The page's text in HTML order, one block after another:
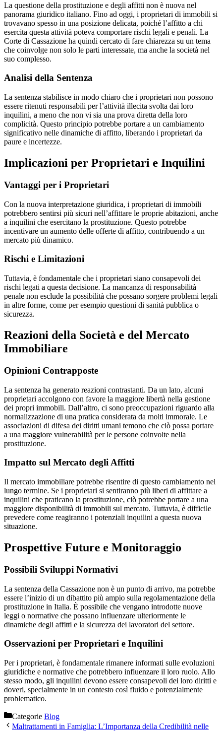
La questione della prostituzione e degli affitti non è nuova nel
panorama giuridico italiano. Fino ad oggi, i proprietari di immobili si
trovavano spesso in una posizione delicata, poiché l’affitto a chi
esercita questa attività poteva comportare rischi legali e penali. La
Corte di Cassazione ha quindi cercato di fare chiarezza su un tema
che coinvolge non solo le parti interessate, ma anche la società nel
suo complesso.
Analisi della Sentenza
La sentenza stabilisce in modo chiaro che i proprietari non possono
essere ritenuti responsabili per l’attività illecita svolta dai loro
inquilini, a meno che non vi sia una prova diretta della loro
complicità. Questo principio potrebbe portare a un cambiamento
significativo nelle dinamiche di affitto, liberando i proprietari da
paure e incertezze.
Implicazioni per Proprietari e Inquilini
Vantaggi per i Proprietari
Con la nuova interpretazione giuridica, i proprietari di immobili
potrebbero sentirsi più sicuri nell’affittare le proprie abitazioni, anche
a inquilini che esercitano la prostituzione. Questo potrebbe
incentivare un aumento delle offerte di affitto, contribuendo a un
mercato più dinamico.
Rischi e Limitazioni
Tuttavia, è fondamentale che i proprietari siano consapevoli dei
rischi legati a questa decisione. La mancanza di responsabilità
penale non esclude la possibilità che possano sorgere problemi legali
in altre forme, come per esempio questioni di sanità pubblica o
sicurezza.
Reazioni della Società e del Mercato
Immobiliare
Opinioni Contrapposte
La sentenza ha generato reazioni contrastanti. Da un lato, alcuni
proprietari accolgono con favore la maggiore libertà nella gestione
dei propri immobili. Dall’altro, ci sono preoccupazioni riguardo alla
normalizzazione di una pratica considerata da molti immorale. Le
associazioni di difesa dei diritti umani temono che ciò possa portare
a una maggiore vulnerabilità per le persone coinvolte nella
prostituzione.
Impatto sul Mercato degli Affitti
Il mercato immobiliare potrebbe risentire di questo cambiamento nel
lungo termine. Se i proprietari si sentiranno più liberi di affittare a
inquilini che praticano la prostituzione, ciò potrebbe portare a una
maggiore disponibilità di immobili sul mercato. Tuttavia, è difficile
prevedere come reagiranno i potenziali inquilini a questa nuova
situazione.
Prospettive Future e Monitoraggio
Possibili Sviluppi Normativi
La sentenza della Cassazione non è un punto di arrivo, ma potrebbe
essere l’inizio di un dibattito più ampio sulla regolamentazione della
prostituzione in Italia. È possibile che vengano introdotte nuove
leggi o normative che possano influenzare ulteriormente le
dinamiche degli affitti e la sicurezza dei lavoratori del settore.
Osservazioni per Proprietari e Inquilini
Per i proprietari, è fondamentale rimanere informati sulle evoluzioni
giuridiche e normative che potrebbero influenzare il loro ruolo. Allo
stesso modo, gli inquilini devono essere consapevoli dei loro diritti e
doveri, specialmente in un contesto così fluido e potenzialmente
problematico.
Categorie Blog
Maltrattamenti in Famiglia: L’Importanza della Credibilità nelle